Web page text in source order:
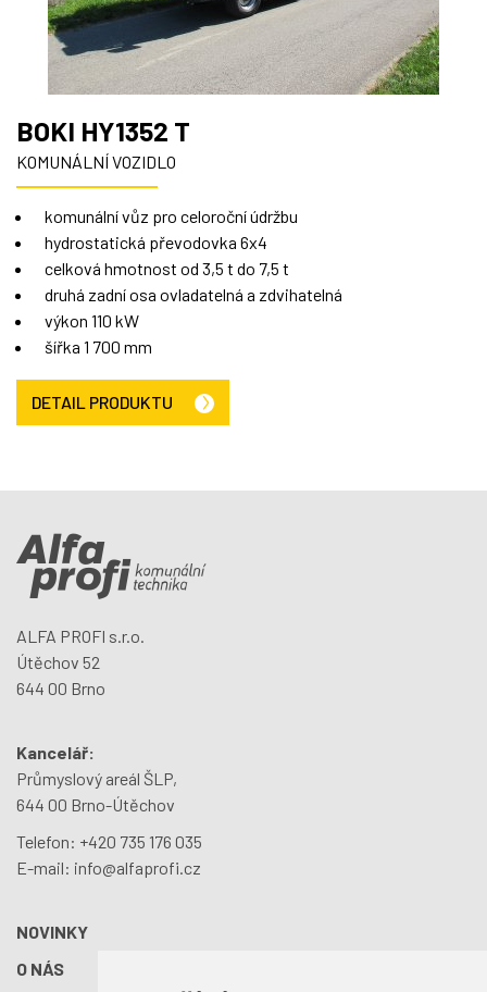
BOKI HY1352 T
KOMUNÁLNÍ VOZIDLO
komunální vůz pro celoroční údržbu
hydrostatická převodovka 6x4
celková hmotnost od 3,5 t do 7,5 t
druhá zadní osa ovladatelná a zdvihatelná
výkon 110 kW
šířka 1 700 mm
DETAIL PRODUKTU
ALFA PROFI s.r.o.
Útěchov 52
644 00 Brno
Kancelář:
Průmyslový areál ŠLP,
644 00 Brno-Útěchov
Telefon: +420 735 176 035
E-mail: info@alfaprofi.cz
NOVINKY
O NÁS